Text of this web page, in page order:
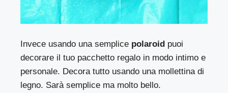
Invece usando una semplice polaroid puoi
decorare il tuo pacchetto regalo in modo intimo e
personale. Decora tutto usando una mollettina di
legno. Sarà semplice ma molto bello.